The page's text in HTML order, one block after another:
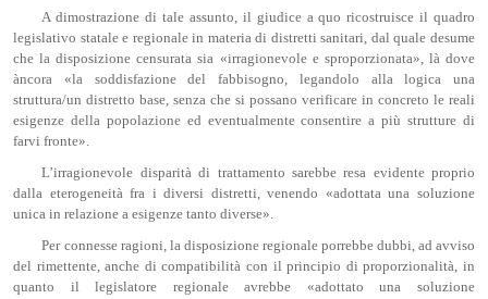
A dimostrazione di tale assunto, il giudice a quo ricostruisce il quadro
legislativo statale e regionale in materia di distretti sanitari, dal quale desume
che la disposizione censurata sia «irragionevole e sproporzionata», là dove
àncora «la soddisfazione del fabbisogno, legandolo alla logica una
struttura/un distretto base, senza che si possano verificare in concreto le reali
esigenze della popolazione ed eventualmente consentire a più strutture di
farvi fronte».
L’irragionevole disparità di trattamento sarebbe resa evidente proprio
dalla eterogeneità fra i diversi distretti, venendo «adottata una soluzione
unica in relazione a esigenze tanto diverse».
Per connesse ragioni, la disposizione regionale porrebbe dubbi, ad avviso
del rimettente, anche di compatibilità con il principio di proporzionalità, in
quanto il legislatore regionale avrebbe «adottato una soluzione